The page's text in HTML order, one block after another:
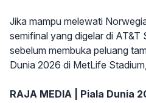
Jika mampu melewati
semifinal yang digelar di AT&T
sebelum membuka peluang
Dunia 2026 di MetLife
RAJA MEDIA | Piala Dunia